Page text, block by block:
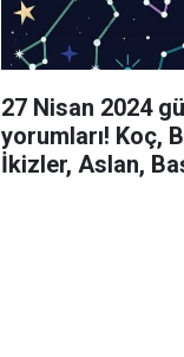
27 Nisan 2024
yorumları! Koç,
İkizler, Aslan,